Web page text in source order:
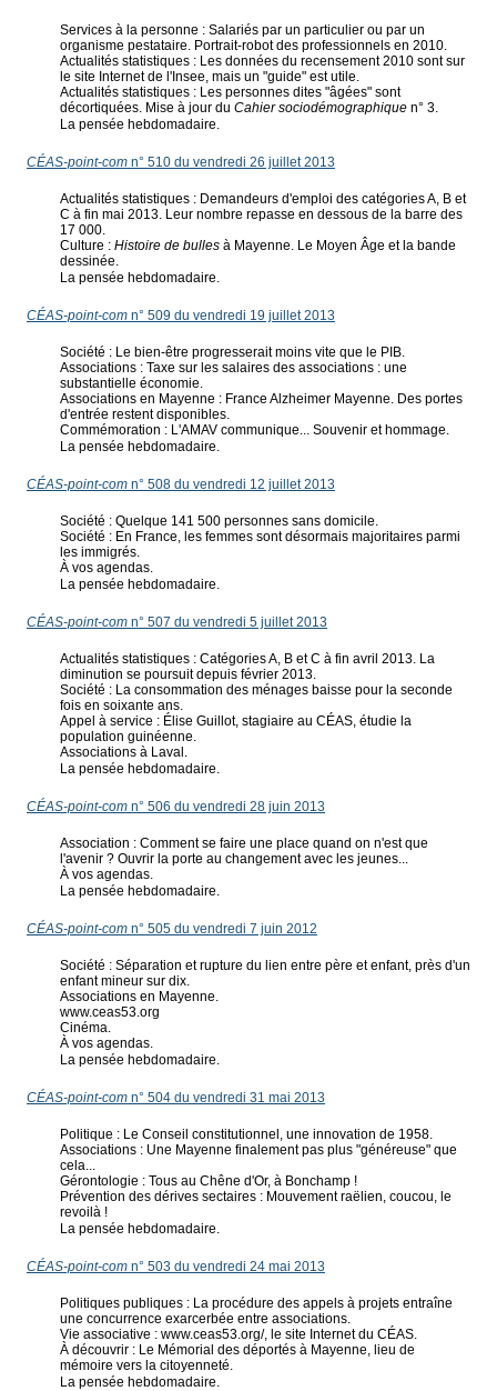
Services à la personne : Salariés par un particulier ou par un
organisme pestataire. Portrait-robot des professionnels en 2010.
Actualités statistiques : Les données du recensement 2010 sont sur
le site Internet de l'Insee, mais un "guide" est utile.
Actualités statistiques : Les personnes dites "âgées" sont
décortiquées. Mise à jour du Cahier sociodémographiquen° 3.
La pensée hebdomadaire.
CÉAS-point-comn° 510 du vendredi 26 juillet 2013
Actualités statistiques : Demandeurs d'emploi des catégories A, B et
C à fin mai 2013. Leur nombre repasse en dessous de la barre des
17 000.
Culture : Histoire de bullesà Mayenne. Le Moyen Âge et la bande
dessinée.
La pensée hebdomadaire.
CÉAS-point-comn° 509 du vendredi 19 juillet 2013
Société : Le bien-être progresserait moins vite que le PIB.
Associations : Taxe sur les salaires des associations : une
substantielle économie.
Associations en Mayenne : France Alzheimer Mayenne. Des portes
d'entrée restent disponibles.
Commémoration : L'AMAV communique... Souvenir et hommage.
La pensée hebdomadaire.
CÉAS-point-comn° 508 du vendredi 12 juillet 2013
Société : Quelque 141 500 personnes sans domicile.
Société : En France, les femmes sont désormais majoritaires parmi
les immigrés.
À vos agendas.
La pensée hebdomadaire.
CÉAS-point-comn° 507 du vendredi 5 juillet 2013
Actualités statistiques : Catégories A, B et C à fin avril 2013. La
diminution se poursuit depuis février 2013.
Société : La consommation des ménages baisse pour la seconde
fois en soixante ans.
Appel à service : Élise Guillot, stagiaire au CÉAS, étudie la
population guinéenne.
Associations à Laval.
La pensée hebdomadaire.
CÉAS-point-comn° 506 du vendredi 28 juin 2013
Association : Comment se faire une place quand on n'est que
l'avenir ? Ouvrir la porte au changement avec les jeunes...
À vos agendas.
La pensée hebdomadaire.
CÉAS-point-comn° 505 du vendredi 7 juin 2012
Société : Séparation et rupture du lien entre père et enfant, près d'un
enfant mineur sur dix.
Associations en Mayenne.
www.ceas53.org
Cinéma.
À vos agendas.
La pensée hebdomadaire.
CÉAS-point-comn° 504 du vendredi 31 mai 2013
Politique : Le Conseil constitutionnel, une innovation de 1958.
Associations : Une Mayenne finalement pas plus "généreuse" que
cela...
Gérontologie : Tous au Chêne d'Or, à Bonchamp !
Prévention des dérives sectaires : Mouvement raëlien, coucou, le
revoilà !
La pensée hebdomadaire.
CÉAS-point-comn° 503 du vendredi 24 mai 2013
Politiques publiques : La procédure des appels à projets entraîne
une concurrence exarcerbée entre associations.
Vie associative : www.ceas53.org/, le site Internet du CÉAS.
À découvrir : Le Mémorial des déportés à Mayenne, lieu de
mémoire vers la citoyenneté.
La pensée hebdomadaire.